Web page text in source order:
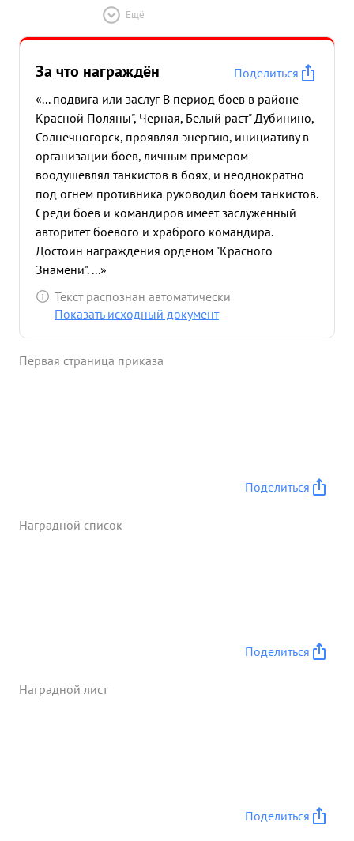
Ещё
За что награждён
Поделиться
«... подвига или заслуг В период боев в районе
Красной Поляны", Черная, Белый раст" Дубинино,
Солнечногорск, проявлял энергию, инициативу в
организации боев, личным примером
воодушевлял танкистов в боях, и неоднократно
под огнем противника руководил боем танкистов.
Среди боев и командиров имеет заслуженный
авторитет боевого и храброго командира.
Достоин награждения орденом "Красного
Знамени". ...»
Текст распознан автоматически
Показать исходный документ
Первая страница приказа
Поделиться
Наградной список
Поделиться
Наградной лист
Поделиться